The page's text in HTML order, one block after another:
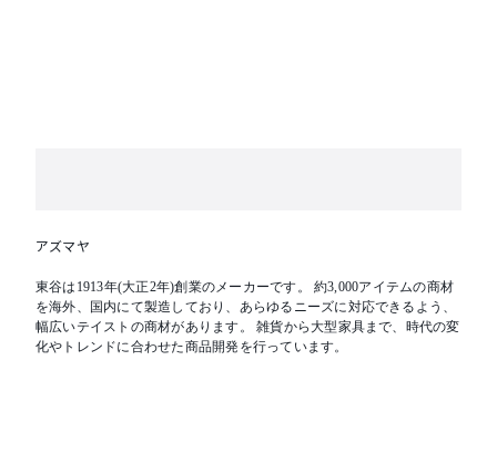
アズマヤ
東谷は1913年(大正2年)創業のメーカーです。 約3,000アイテムの商材
を海外、国内にて製造しており、あらゆるニーズに対応できるよう、
幅広いテイストの商材があります。 雑貨から大型家具まで、時代の変
化やトレンドに合わせた商品開発を行っています。